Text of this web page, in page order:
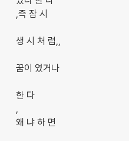
,즉 잠 시
생 시 처 럼,,
꿈이 였거나
한 다
,
왜 냐 하 면